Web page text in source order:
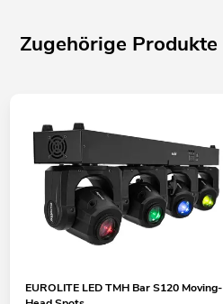
Zugehörige Produkte
EUROLITE LED TMH Bar S120 Moving-